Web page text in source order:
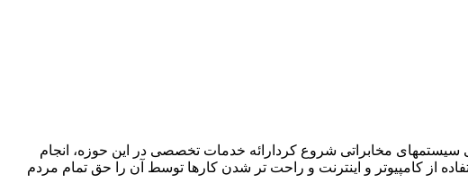
۱۳۸۵ کار خود را در زمینه فروش ،اجرا و پشتیبانی سیستمهای مخابراتی شروع کردارائه خدمات تخصصی در این حوزه، انجام
از کامپیوتر و اینترنت و راحت تر شدن کارها توسط آن را حق تمام مردم